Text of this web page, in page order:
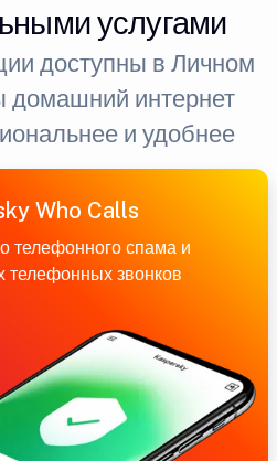
услугами
доступны в Личном
домашний интернет
и удобнее
Who Calls
телефонного спама и
телефонных звонков